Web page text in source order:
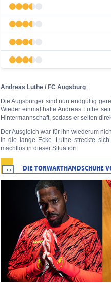
Andreas Luthe / FC Augsburg:
Die Augsburger sind nun endgültig
Wieder einmal hatte Andreas Luthe
Hintermannschaft, sodass er selten
Der Ausgleich war für ihn wiederum
in die lange Ecke. Luthe streckte
machtlos in dieser Situation.